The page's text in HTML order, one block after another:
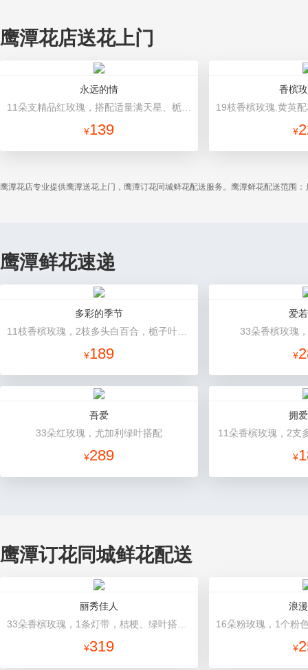
鹰潭花店送花上门
永远的情
¥139
香槟
¥
鹰潭花店专业提供鹰潭送花上门，鹰潭订花同城鲜花配送服务。鹰潭鲜花配送范围
鹰潭鲜花速递
多彩的季节
¥189
爱
33朵香槟玫瑰
¥
吾爱
33朵红玫瑰，尤加利绿叶搭配
¥289
拥
11朵香槟玫瑰，2支
¥
鹰潭订花同城鲜花配送
丽秀佳人
¥319
浪
¥